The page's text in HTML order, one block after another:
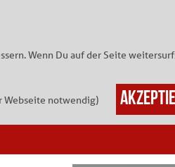
Wenn Du auf der Seite
Webseite notwendig)